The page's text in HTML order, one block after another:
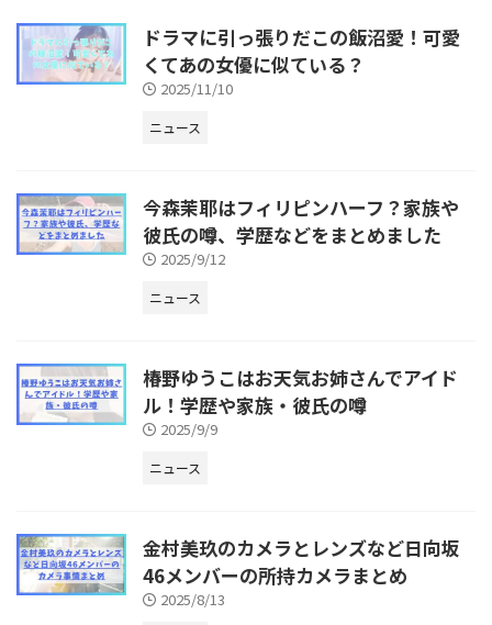
ドラマに引っ張りだこの飯沼愛！可愛
くてあの女優に似ている？
2025/11/10
ニュース
今森茉耶はフィリピンハーフ？家族や
彼氏の噂、学歴などをまとめました
2025/9/12
ニュース
椿野ゆうこはお天気お姉さんでアイド
ル！学歴や家族・彼氏の噂
2025/9/9
ニュース
金村美玖のカメラとレンズなど日向坂
46メンバーの所持カメラまとめ
2025/8/13